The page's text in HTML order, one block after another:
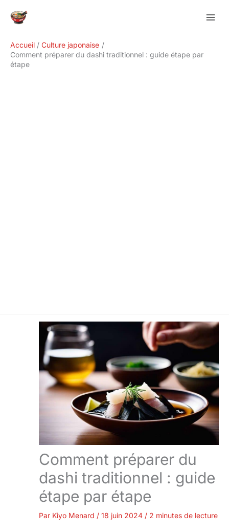
Accueil
Culture japonaise
Comment préparer du dashi traditionnel : guide étape par
étape
Comment préparer du
dashi traditionnel : guide
étape par étape
Par Kiyo Menard / 18 juin 2024 / 2 minutes de lecture